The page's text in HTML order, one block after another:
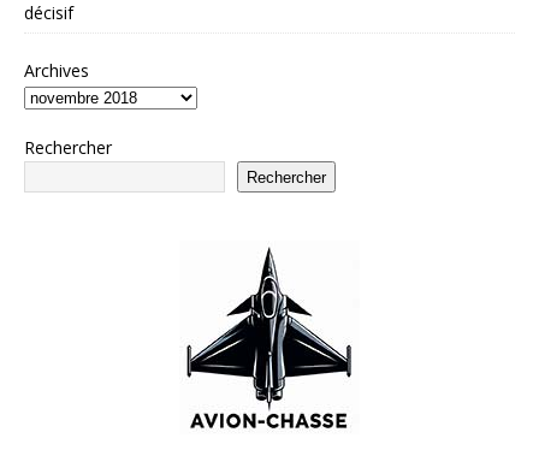
décisif
Archives
Rechercher
Rechercher